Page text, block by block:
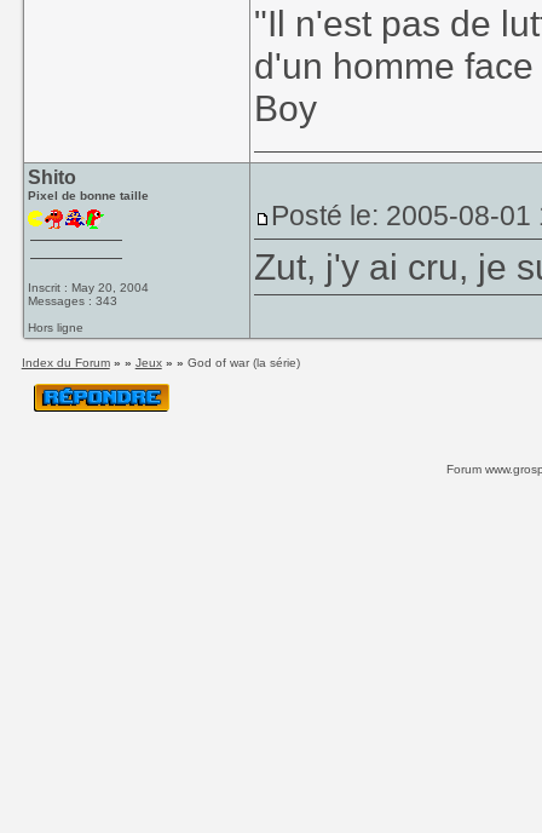
"Il n'est pas de
d'un homme
Boy
Shito
Pixel de bonne taille
Inscrit : May 20, 2004
Messages : 343
Hors ligne
Posté le: 2005-08-01
Zut, j'y ai cru, je
Index du Forum» » Jeux» » God of war (la série)
Forum